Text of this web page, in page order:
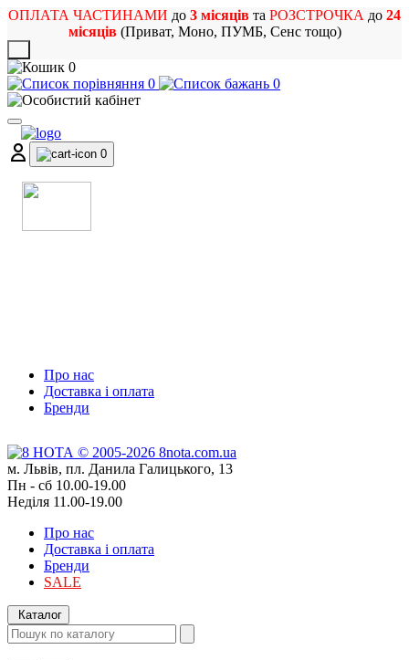
ОПЛАТА ЧАСТИНАМИ до 3 місяців та РОЗСТРОЧКА до 24
місяців(Приват, Моно, ПУМБ, Сенс тощо)
0
0
0
0
Про нас
Доставка і оплата
Бренди
м. Львів, пл. Данила Галицького, 13
Пн - сб 10.00-19.00
Неділя 11.00-19.00
Про нас
Доставка і оплата
Бренди
SALE
Каталог